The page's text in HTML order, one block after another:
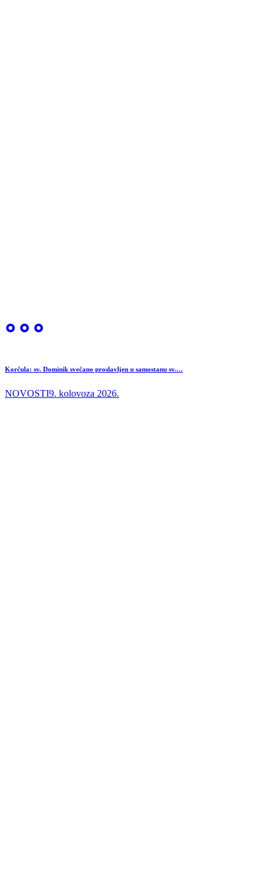
Korčula: sv. Dominik svečano proslavljen u samostanu sv.…
NOVOSTI9. kolovoza 2026.